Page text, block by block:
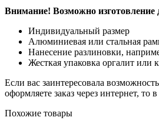
Внимание! Возможно изготовление
Индивидуальный размер
Алюминиевая или стальная
Нанесение разлиновки,
Жесткая упаковка оргалит или
Если вас заинтересовала
оформляете заказ через интернет,
Похожие товары